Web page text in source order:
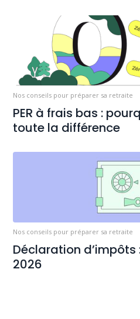
Nos conseils pour préparer sa retraite
PER à frais bas :
toute la différence
Nos conseils pour préparer sa retraite
Déclaration
2026